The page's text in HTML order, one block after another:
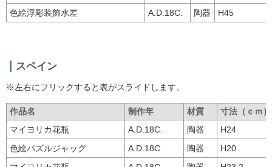
色絵浮彫装飾水差
A.D.18C. 陶器 H45
スペイン
※左右にフリックすると表がスライドします。
作品名 制作年 材質
寸法（ｃｍ）
マイヨリカ花瓶
A.D.18C. 陶器
H24
色絵パズルジャッグ
A.D.18C. 陶器
H20